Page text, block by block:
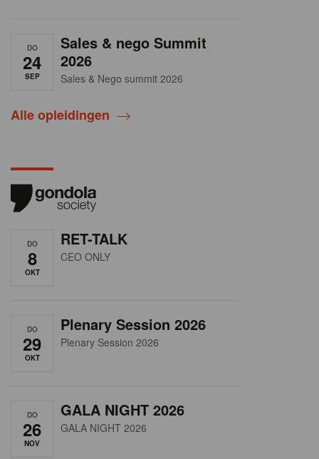
DO
24
SEP
Sales & nego Summit
2026
Sales & Nego summit 2026
Alle opleidingen
DO
8
OKT
RET-TALK
CEO ONLY
DO
29
OKT
Plenary Session 2026
Plenary Session 2026
DO
26
NOV
GALA NIGHT 2026
GALA NIGHT 2026